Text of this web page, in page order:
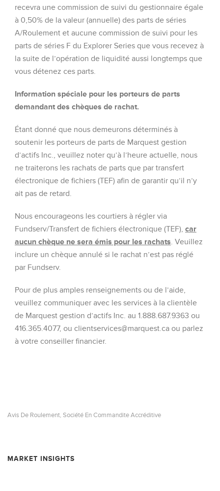
recevra une commission de suivi du gestionnaire égale
à 0,50% de la valeur (annuelle) des parts de séries
A/Roulement et aucune commission de suivi pour les
parts de séries F du Explorer Series que vous recevez à
la suite de l’opération de liquidité aussi longtemps que
vous détenez ces parts.
Information spéciale pour les porteurs de parts
demandant des chèques de rachat.
Étant donné que nous demeurons déterminés à
soutenir les porteurs de parts de Marquest gestion
d’actifs Inc., veuillez noter qu’à l’heure actuelle, nous
ne traiterons les rachats de parts que par transfert
électronique de fichiers (TEF) afin de garantir qu’il n’y
ait pas de retard.
Nous encourageons les courtiers à régler via
Fundserv/Transfert de fichiers électronique (TEF), car
aucun chèque ne sera émis pour les rachats. Veuillez
inclure un chèque annulé si le rachat n’est pas réglé
par Fundserv.
Pour de plus amples renseignements ou de l’aide,
veuillez communiquer avec les services à la clientèle
de Marquest gestion d’actifs Inc. au 1.888.687.9363 ou
416.365.4077, ou clientservices@marquest.ca ou parlez
à votre conseiller financier.
Avis De Roulement, Société En Commandite Accréditive
MARKET INSIGHTS